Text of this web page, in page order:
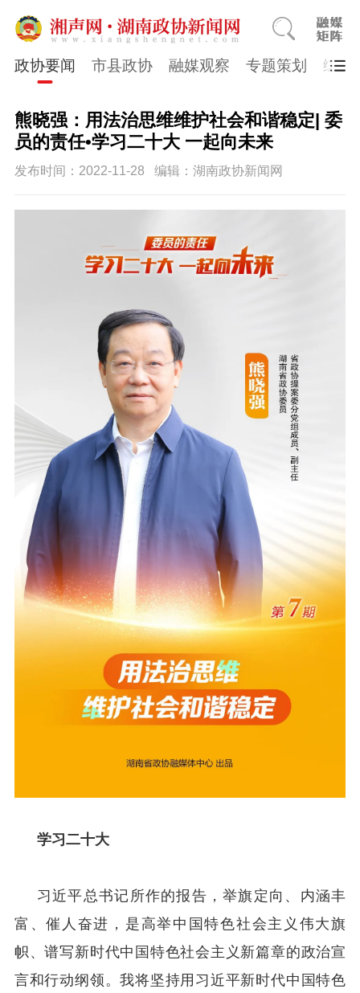
政协要闻 市县政协 融媒观察 专题策划 综合
熊晓强：用法治思维维护社会和谐稳定| 委
员的责任•学习二十大 一起向未来
发布时间：2022-11-28 编辑：湖南政协新闻网
学习二十大
习近平总书记所作的报告，举旗定向、内涵丰
富、催人奋进，是高举中国特色社会主义伟大旗
帜、谱写新时代中国特色社会主义新篇章的政治宣
言和行动纲领。我将坚持用习近平新时代中国特色